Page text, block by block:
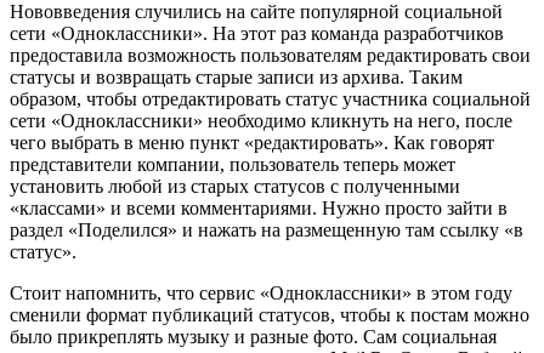
Нововведения случились на сайте популярной социальной
сети «Одноклассники». На этот раз команда разработчиков
предоставила возможность пользователям редактировать свои
статусы и возвращать старые записи из архива. Таким
образом, чтобы отредактировать статус участника социальной
сети «Одноклассники» необходимо кликнуть на него, после
чего выбрать в меню пункт «редактировать». Как говорят
представители компании, пользователь теперь может
установить любой из старых статусов с полученными
«классами» и всеми комментариями. Нужно просто зайти в
раздел «Поделился» и нажать на размещенную там ссылку «в
статус».
Стоит напомнить, что сервис «Одноклассники» в этом году
сменили формат публикаций статусов, чтобы к постам можно
было прикреплять музыку и разные фото. Сам социальная